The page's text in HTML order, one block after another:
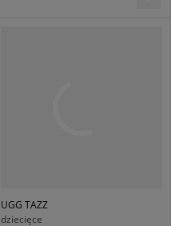
UGG TAZZ
dziecięce